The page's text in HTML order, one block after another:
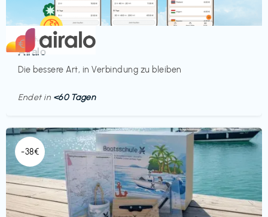
Mobilfunk
Airalo
Die bessere Art, in Verbindung zu bleiben
€‎
Endet in <60 Tagen
-38€